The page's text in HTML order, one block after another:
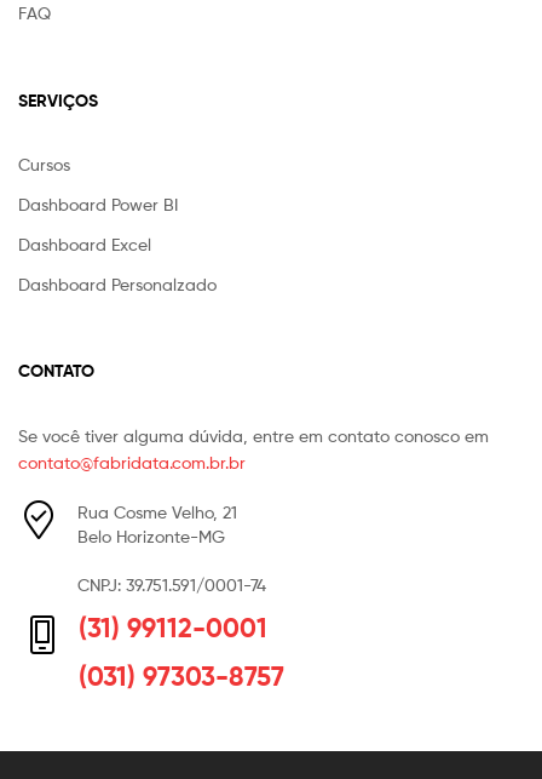
FAQ
SERVIÇOS
Cursos
Dashboard Power BI
Dashboard Excel
Dashboard Personalzado
CONTATO
Se você tiver alguma dúvida, entre em contato conosco em
contato@fabridata.com.br.br
Rua Cosme Velho, 21
Belo Horizonte-MG
CNPJ: 39.751.591/0001-74
(31) 99112-0001
(031) 97303-8757